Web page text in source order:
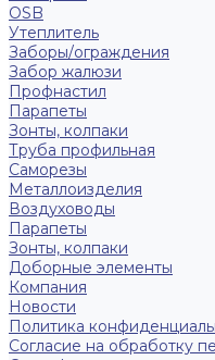
OSB
Утеплитель
Заборы/ограждения
Забор жалюзи
Профнастил
Парапеты
Зонты, колпаки
Труба профильная
Саморезы
Металлоизделия
Воздуховоды
Парапеты
Зонты, колпаки
Доборные элементы
Компания
Новости
Политика
Согласие на обработку